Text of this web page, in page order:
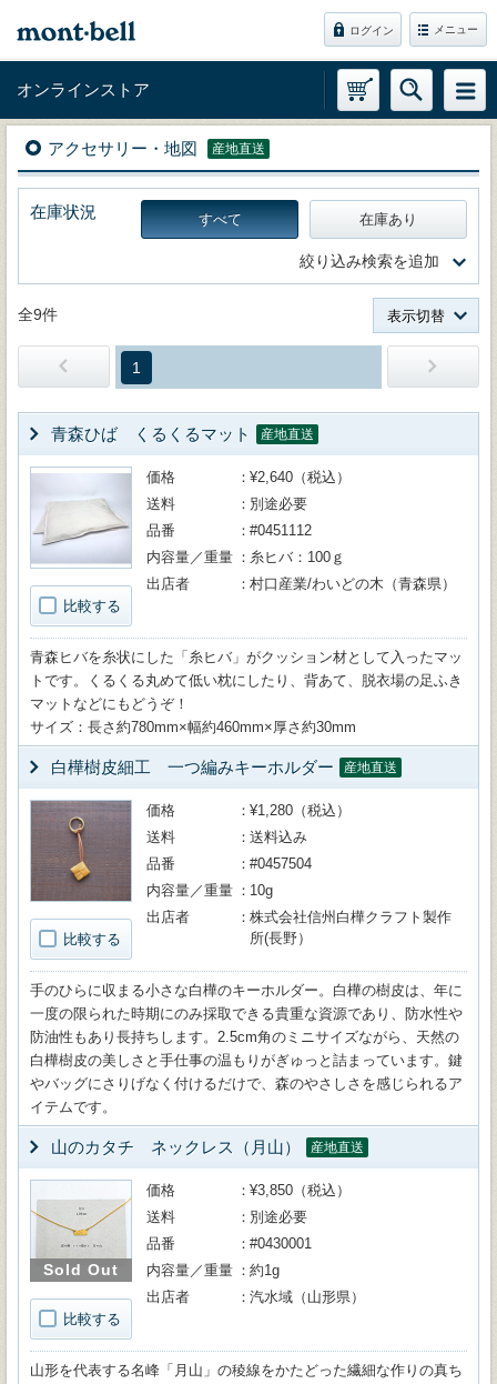
ログイン メニュー
オンラインストア
アクセサリー・地図 産地直送
在庫状況 すべて 在庫あり
絞り込み検索を追加
全9件 表示切替
1
青森ひば くるくるマット 産地直送
比較する
価格
¥2,640（税込）
送料
別途必要
品番
#0451112
内容量／重量
糸ヒバ：100ｇ
出店者
村口産業/わいどの木（青森県）
青森ヒバを糸状にした「糸ヒバ」がクッション材として入ったマッ
トです。くるくる丸めて低い枕にしたり、背あて、脱衣場の足ふき
マットなどにもどうぞ！
サイズ：長さ約780mm×幅約460mm×厚さ約30mm
白樺樹皮細工 一つ編みキーホルダー 産地直送
比較する
価格
¥1,280（税込）
送料
送料込み
品番
#0457504
内容量／重量
10g
出店者
株式会社信州白樺クラフト製作
所(長野）
手のひらに収まる小さな白樺のキーホルダー。白樺の樹皮は、年に
一度の限られた時期にのみ採取できる貴重な資源であり、防水性や
防油性もあり長持ちします。2.5cm角のミニサイズながら、天然の
白樺樹皮の美しさと手仕事の温もりがぎゅっと詰まっています。鍵
やバッグにさりげなく付けるだけで、森のやさしさを感じられるア
イテムです。
山のカタチ ネックレス（月山） 産地直送
Sold Out
比較する
価格
¥3,850（税込）
送料
別途必要
品番
#0430001
内容量／重量
約1g
出店者
汽水域（山形県）
山形を代表する名峰「月山」の稜線をかたどった繊細な作りの真ち